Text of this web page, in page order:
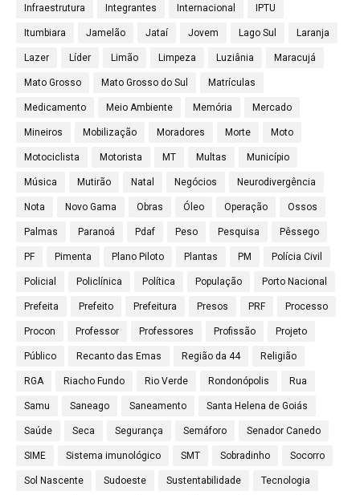
Infraestrutura Integrantes Internacional IPTU
Itumbiara Jamelão Jataí Jovem Lago Sul Laranja
Lazer Líder Limão Limpeza Luziânia Maracujá
Mato Grosso Mato Grosso do Sul Matrículas
Medicamento Meio Ambiente Memória Mercado
Mineiros Mobilização Moradores Morte Moto
Motociclista Motorista MT Multas Município
Música Mutirão Natal Negócios Neurodivergência
Nota Novo Gama Obras Óleo Operação Ossos
Palmas Paranoá Pdaf Peso Pesquisa Pêssego
PF Pimenta Plano Piloto Plantas PM Polícia Civil
Policial Policlínica Política População Porto Nacional
Prefeita Prefeito Prefeitura Presos PRF Processo
Procon Professor Professores Profissão Projeto
Público Recanto das Emas Região da 44 Religião
RGA Riacho Fundo Rio Verde Rondonópolis Rua
Samu Saneago Saneamento Santa Helena de Goiás
Saúde Seca Segurança Semáforo Senador Canedo
SIME Sistema imunológico SMT Sobradinho Socorro
Sol Nascente Sudoeste Sustentabilidade Tecnologia